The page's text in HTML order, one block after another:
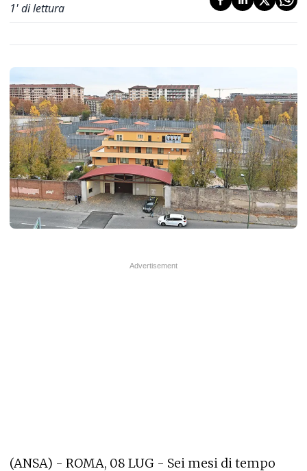
1' di lettura
(ANSA) - ROMA, 08 LUG - Sei mesi di tempo